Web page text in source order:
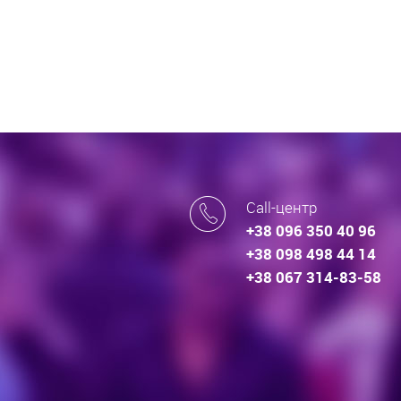
Call-центр
+38 096 350 40 96
+38 098 498 44 14
+38 067 314-83-58